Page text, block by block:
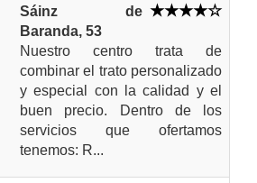
Sáinz de
Baranda, 53
Nuestro centro trata de
combinar el trato personalizado
y especial con la calidad y el
buen precio. Dentro de los
servicios que ofertamos
tenemos: R...